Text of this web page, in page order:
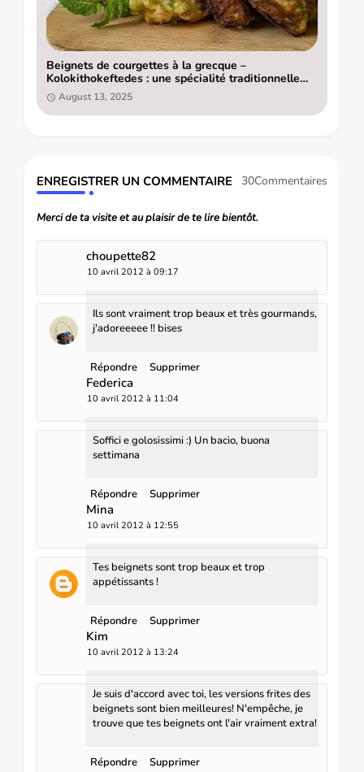
Beignets de courgettes à la grecque –
Kolokithokeftedes : une spécialité traditionnelle
pleine de saveurs
August 13, 2025
ENREGISTRER UN COMMENTAIRE 30Commentaires
Merci de ta visite et au plaisir de te lire bientôt.
choupette82
10 avril 2012 à 09:17
Ils sont vraiment trop beaux et très gourmands,
j'adoreeeee !! bises
Répondre Supprimer
Federica
10 avril 2012 à 11:04
Soffici e golosissimi :) Un bacio, buona
settimana
Répondre Supprimer
Mina
10 avril 2012 à 12:55
Tes beignets sont trop beaux et trop
appétissants !
Répondre Supprimer
Kim
10 avril 2012 à 13:24
Je suis d'accord avec toi, les versions frites des
beignets sont bien meilleures! N'empêche, je
trouve que tes beignets ont l'air vraiment extra!
Répondre Supprimer